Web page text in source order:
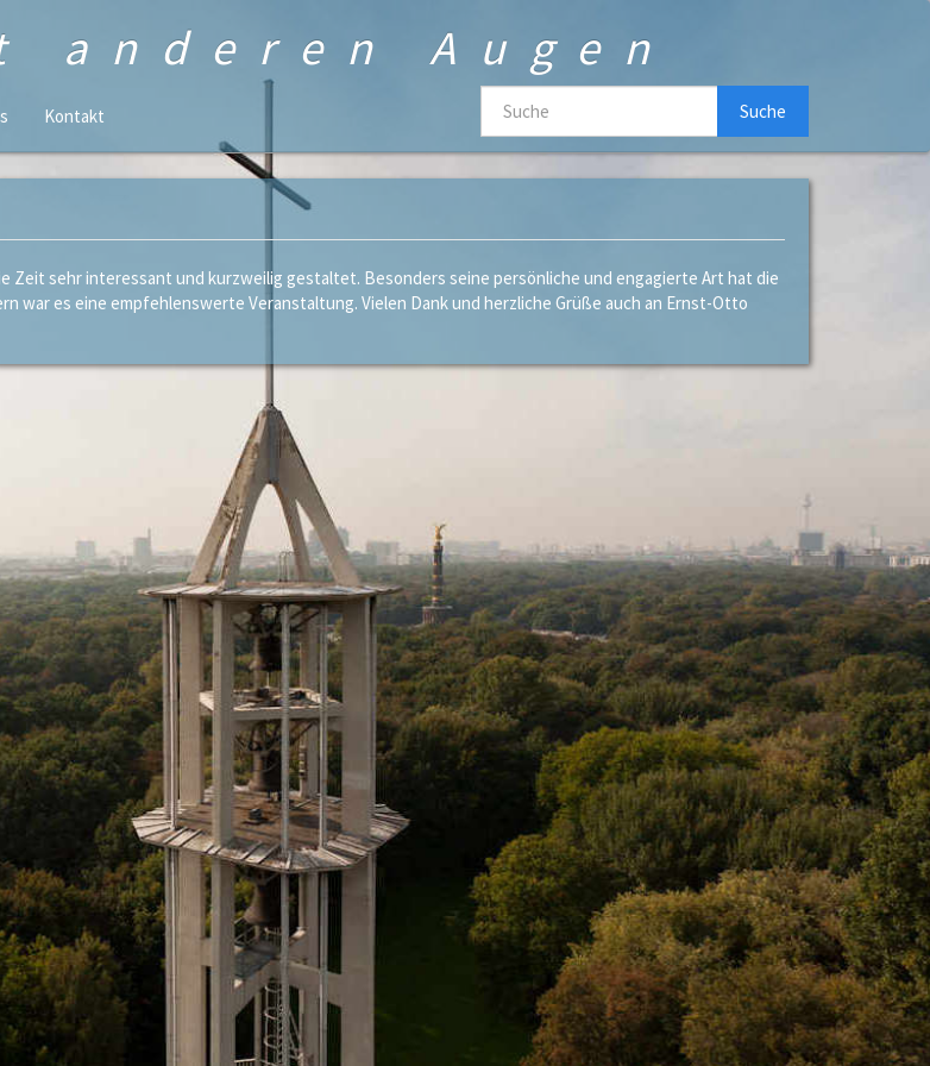
Augen
Kontakt Suche
Zeit sehr interessant und kurzweilig gestaltet. Besonders seine persönliche und engagierte Art hat die
war es eine empfehlenswerte Veranstaltung. Vielen Dank und herzliche Grüße auch an Ernst-Otto